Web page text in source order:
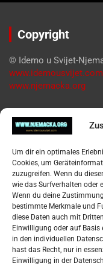
Um dir ein optimales
Cookies, um
zuzugreifen. Wenn du
wie das Surfverhalten oder
Wenn du deine
bestimmte Merkmale und
diese Daten auch mit
Einwilligung oder auf Basis
in den individuellen
hast das Recht, nur in
Einwilligung in der
Copyright
© Idemo u Svijet-
www.idemousvijet.com
www.njemacka.org
Pregled
Datenschutzerklärung
Widerufsbelehrung
Oglašavanje /
Tko je “Idemo
Pretražite